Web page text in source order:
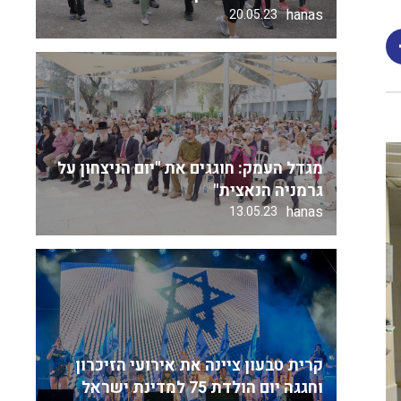
hanas
20.05.23
מגדל העמק: חוגגים את "יום הניצחון על
גרמניה הנאצית"
hanas
13.05.23
קרית טבעון ציינה את אירועי הזיכרון
וחגגה יום הולדת 75 למדינת ישראל